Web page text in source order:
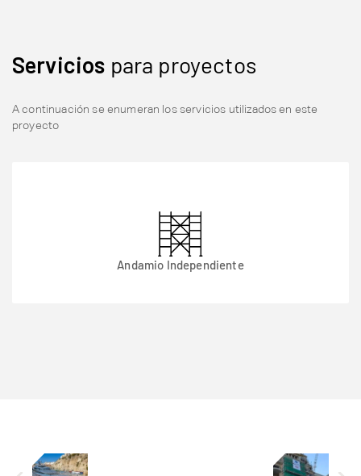
Servicios para proyectos
A continuación se enumeran los servicios utilizados en este
proyecto
Andamio Independiente